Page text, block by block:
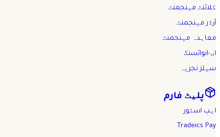
کلائنٹ مینجمنٹ
آرڈر مینجمنٹ
معاہدہ مینجمنٹ
ای-انوائسنگ
سیلز تجزیہ
پلیٹ فارم
ایپ اسٹور
Tradeics Pay